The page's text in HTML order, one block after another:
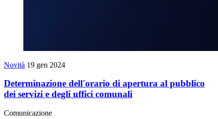
Novità 19 gen 2024
Determinazione dell'orario di apertura al pubblico
dei servizi e degli uffici comunali
Comunicazione